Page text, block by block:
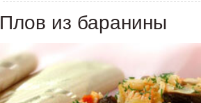
Плов из баранины